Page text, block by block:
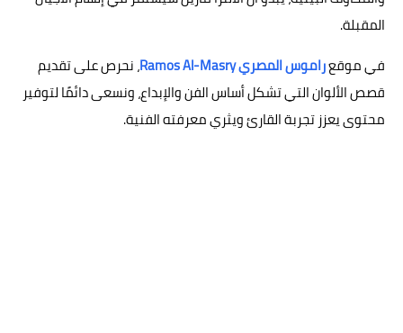
المقبلة.
في موقعراموس المصري Ramos Al-Masry
، نحرص على تقديم
قصص الألوان التي تشكل أساس الفن والإبداع، ونسعى دائمًا لتوفير
محتوى يعزز تجربة القارئ ويثري معرفته الفنية.